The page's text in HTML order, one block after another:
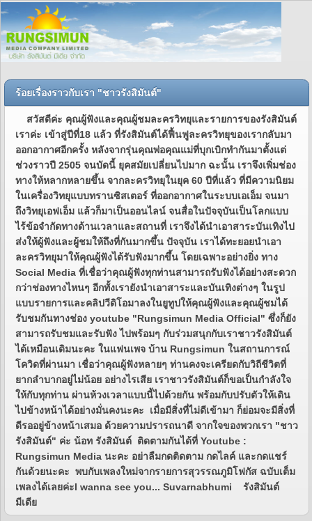
ร้อยเรื่องราวกับเรา "ชาวรังสิมันต์"
สวัสดีค่ะ คุณผู้ฟังและคุณผู้ชมละครวิทยุและรายการของรังสิมันต์
เราค่ะ เข้าสู่ปีที่18 แล้ว ที่รังสิมันต์ได้ฟื้นฟูละครวิทยุของเรากลับมา
ออกอากาศอีกครั้ง หลังจากรุ่นคุณพ่อคุณแม่ที่บุกเบิกทำกันมาตั้งแต่
ช่วงราวปี 2505 จนบัดนี้ ยุคสมัยเปลี่ยนไปมาก ฉะนั้น เราจึงเพิ่มช่อง
ทางให้หลากหลายขึ้น จากละครวิทยุในยุค 60 ปีที่แล้ว ที่มีความนิยม
ในเครื่องวิทยุแบบทรานซิสเตอร์ ที่ออกอากาศในระบบเอเอ็ม จนมา
ถึงวิทยุเอฟเอ็ม แล้วก็มาเป็นออนไลน์ จนสื่อในปัจจุบันเป็นโลกแบบ
ไร้ข้อจำกัดทางด้านเวลาและสถานที่ เราจึงได้นำเอาสาระบันเทิงไป
ส่งให้ผู้ฟังและผู้ชมให้ถึงที่กันมากขึ้น ปัจจุบัน เราได้ทะยอยนำเอา
ละครวิทยุมาให้คุณผู้ฟังได้รับฟังมากขึ้น โดยเฉพาะอย่างยิ่ง ทาง
Social Media ที่เชื่อว่าคุณผู้ฟังทุกท่านสามารถรับฟังได้อย่างสะดวก
กว่าช่องทางไหนๆ อีกทั้งเรายังนำเอาสาระและบันเทิงต่างๆ ในรูป
แบบรายการและคลิปวีดิโอมาลงในยูทูปให้คุณผู้ฟังและคุณผู้ชมได้
รับชมกันทางช่อง youtube "Rungsimun Media Official" ซึ่งก็ยัง
สามารถรับชมและรับฟัง ไปพร้อมๆ กับร่วมสนุกกับเราชาวรังสิมันต์
ได้เหมือนเดิมนะคะ ในแฟนเพจ บ้าน Rungsimun ในสถานการณ์
โควิดที่ผ่านมา เชื่อว่าคุณผู้ฟังหลายๆ ท่านคงจะเครียดกับวิถีชีวิตที่
ยากลำบากอยู่ไม่น้อย อย่างไรเสีย เราชาวรังสิมันต์ก็ขอเป็นกำลังใจ
ให้กับทุกท่าน ผ่านห้วงเวลาแบบนี้ไปด้วยกัน พร้อมกับปรับตัวให้เดิน
ไปข้างหน้าได้อย่างมั่นคงนะคะ เมื่อมีสิ่งที่ไม่ดีเข้ามา ก็ย่อมจะมีสิ่งที่
ดีรออยู่ข้างหน้าเสมอ ด้วยความปรารถนาดี จากใจของพวกเรา "ชาว
รังสิมันต์" ค่ะ น้อท รังสิมันต์ ติดตามกันได้ที่ Youtube :
Rungsimun Media นะคะ อย่าลืมกดติดตาม กดไลค์ และกดแชร์
กันด้วยนะคะ พบกับเพลงใหม่จากรายการสุวรรณภูมิโฟกัส ฉบับเต็ม
เพลงได้เลยค่ะI wanna see you... Suvarnabhumi รังสิมันต์
มีเดีย